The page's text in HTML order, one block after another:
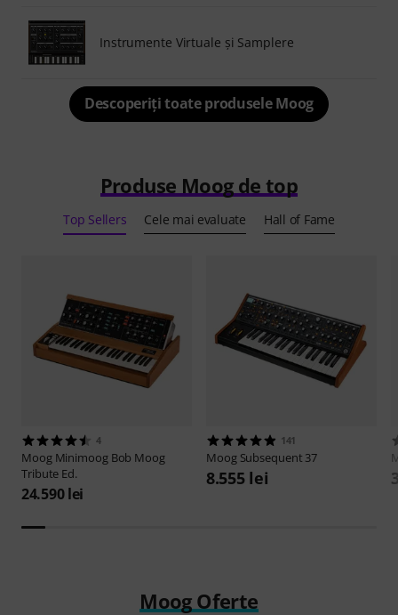
Instrumente Virtuale şi Samplere
Descoperiți toate produsele Moog
Produse Moog de top
Top Sellers Cele mai evaluate Hall of Fame
4
Moog Minimoog Bob Moog
Tribute Ed.
24.590 lei
141
Moog Subsequent 37
8.555 lei
Moog Oferte